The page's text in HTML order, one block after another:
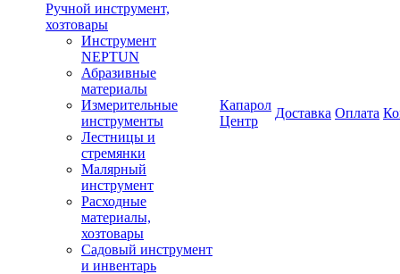
Ручной инструмент,
хозтовары
Инструмент
NEPTUN
Абразивные
материалы
Измерительные
инструменты
Лестницы и
стремянки
Малярный
инструмент
Расходные
материалы,
хозтовары
Садовый инструмент
и инвентарь
Капарол
Центр
Доставка Оплата